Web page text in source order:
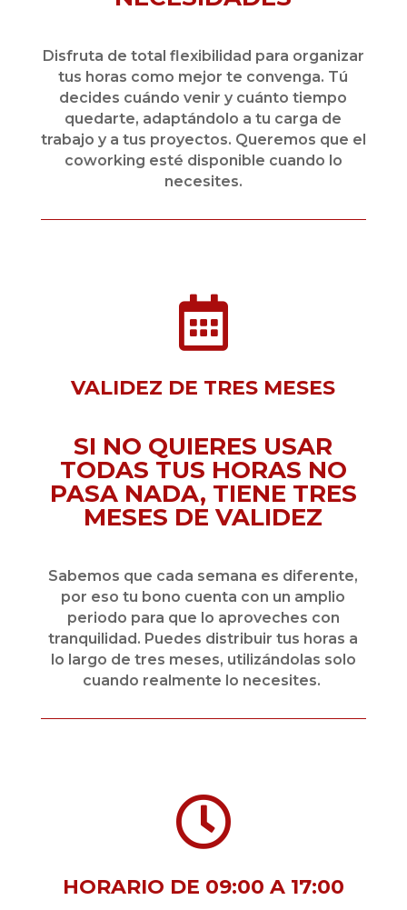
Disfruta de total flexibilidad para organizar
tus horas como mejor te convenga. Tú
decides cuándo venir y cuánto tiempo
quedarte, adaptándolo a tu carga de
trabajo y a tus proyectos. Queremos que el
coworking esté disponible cuando lo
necesites.

VALIDEZ DE TRES MESES
SI NO QUIERES USAR
TODAS TUS HORAS NO
PASA NADA, TIENE TRES
MESES DE VALIDEZ
Sabemos que cada semana es diferente,
por eso tu bono cuenta con un amplio
periodo para que lo aproveches con
tranquilidad. Puedes distribuir tus horas a
lo largo de tres meses, utilizándolas solo
cuando realmente lo necesites.

HORARIO DE 09:00 A 17:00